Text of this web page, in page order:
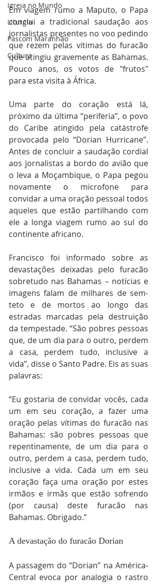
Igreja no Mundo
Liturgia
Pascom Maranhão
Cultura
Em viagem rumo a Maputo, o Papa
conclui a tradicional saudação aos
jornalistas presentes no voo pedindo
que rezem pelas vítimas do furacão
que atingiu gravemente as Bahamas.
Pouco anos, os votos de "frutos"
para esta visita à África.
Uma parte do coração está lá,
próximo da última “periferia”, o povo
do Caribe atingido pela catástrofe
provocada pelo “Dorian Hurricane”.
Antes de concluir a saudação cordial
aos jornalistas a bordo do avião que
o leva a Moçambique, o Papa pegou
novamente o microfone para
convidar a uma oração pessoal todos
aqueles que estão partilhando com
ele a longa viagem rumo ao sul do
continente africano.
Francisco foi informado sobre as
devastações deixadas pelo furacão
sobretudo nas Bahamas – notícias e
imagens falam de milhares de sem-
teto e de mortos ao longo das
estradas marcadas pela destruição
da tempestade. “São pobres pessoas
que, de um dia para o outro, perdem
a casa, perdem tudo, inclusive a
vida”, disse o Santo Padre. Eis as suas
palavras:
“Eu gostaria de convidar vocês, cada
um em seu coração, a fazer uma
oração pelas vítimas do furacão nas
Bahamas: são pobres pessoas que
repentinamente, de um dia para o
outro, perdem a casa, perdem tudo,
inclusive a vida. Cada um em seu
coração faça uma oração por estes
irmãos e irmãs que estão sofrendo
(por causa) deste furacão nas
Bahamas. Obrigado.”
A devastação do furacão Dorian
A passagem do “Dorian” na América-
Central evoca por analogia o rastro